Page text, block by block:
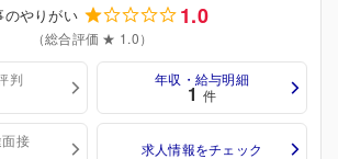
のやりがい 1.0
（総合評価 ★ 1.0）
判 年収・給与明細
1 件
接 求人情報をチェック